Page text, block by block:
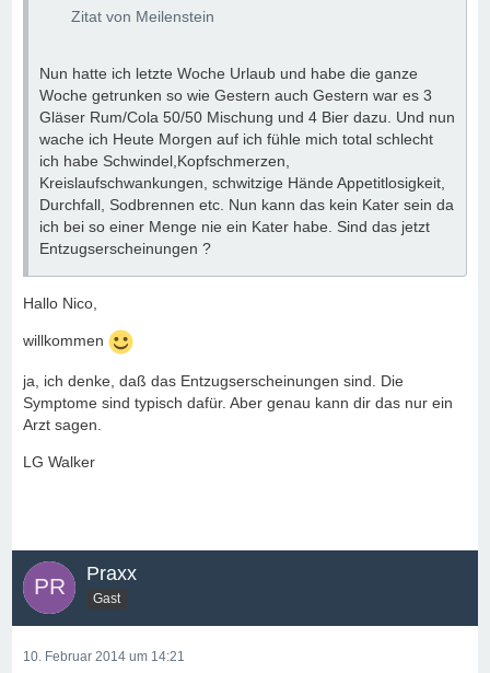
Zitat von Meilenstein
Nun hatte ich letzte Woche Urlaub und habe die ganze
Woche getrunken so wie Gestern auch Gestern war es 3
Gläser Rum/Cola 50/50 Mischung und 4 Bier dazu. Und nun
wache ich Heute Morgen auf ich fühle mich total schlecht
ich habe Schwindel,Kopfschmerzen,
Kreislaufschwankungen, schwitzige Hände Appetitlosigkeit,
Durchfall, Sodbrennen etc. Nun kann das kein Kater sein da
ich bei so einer Menge nie ein Kater habe. Sind das jetzt
Entzugserscheinungen ?
Hallo Nico,
willkommen
ja, ich denke, daß das Entzugserscheinungen sind. Die
Symptome sind typisch dafür. Aber genau kann dir das nur ein
Arzt sagen.
LG Walker
Praxx
Gast
10. Februar 2014 um 14:21